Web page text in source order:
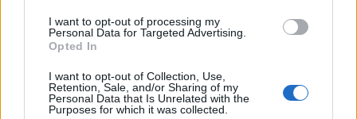
I want to opt-out of processing my
Personal Data for Targeted Advertising.
Opted In
I want to opt-out of Collection, Use,
Retention, Sale, and/or Sharing of my
Personal Data that Is Unrelated with the
Purposes for which it was collected.
Presidente: Todd Boehly
Manager:Enzo Maresca
ALBO D'ORO
Premier League: 6
FA Cup:8